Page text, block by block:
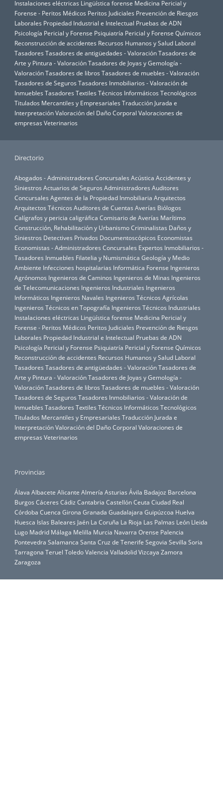
Instalaciones eléctricas Lingüística forense Medicina Pericial y
Forense - Peritos Médicos Peritos Judiciales Prevención de Riesgos
Laborales Propiedad Industrial e Intelectual Pruebas de ADN
Psicología Pericial y Forense Psiquiatría Pericial y Forense Químicos
Reconstrucción de accidentes Recursos Humanos y Salud Laboral
Tasadores Tasadores de antigüedades - ValoraciónTasadores de
Arte y Pintura - ValoraciónTasadores de Joyas y Gemología -
ValoraciónTasadores de libros Tasadores de muebles - Valoración
Tasadores de Seguros Tasadores Inmobiliarios - Valoración de
Inmuebles Tasadores Textiles Técnicos Informáticos Tecnológicos
Titulados Mercantiles y Empresariales Traducción Jurada e
InterpretaciónValoración del Daño Corporal Valoraciones de
empresas Veterinarios
Directorio
Abogados - Administradores Concursales Acústica Accidentes y
Siniestros Actuarios de Seguros Administradores Auditores
Concursales Agentes de la Propiedad Inmobiliaria Arquitectos
Arquitectos Técnicos Auditores de Cuentas Averías Biólogos
Calígrafos y pericia caligráfica Comisario de Averías Marítimo
Construcción, Rehabilitación y UrbanismoCriminalistas Daños y
Siniestros Detectives Privados Documentoscópicos Economistas
Economistas - Administradores Concursales Expertos Inmobiliarios -
Tasadores Inmuebles Filatelia y Numismática Geología y Medio
Ambiente Infecciones hospitalarias Informática Forense Ingenieros
Agrónomos Ingenieros de Caminos Ingenieros de Minas Ingenieros
de Telecomunicaciones Ingenieros Industriales Ingenieros
Informáticos Ingenieros Navales Ingenieros Técnicos Agrícolas
Ingenieros Técnicos en Topografía Ingenieros Técnicos Industriales
Instalaciones eléctricas Lingüística forense Medicina Pericial y
Forense - Peritos Médicos Peritos Judiciales Prevención de Riesgos
Laborales Propiedad Industrial e Intelectual Pruebas de ADN
Psicología Pericial y Forense Psiquiatría Pericial y Forense Químicos
Reconstrucción de accidentes Recursos Humanos y Salud Laboral
Tasadores Tasadores de antigüedades - ValoraciónTasadores de
Arte y Pintura - ValoraciónTasadores de Joyas y Gemología -
ValoraciónTasadores de libros Tasadores de muebles - Valoración
Tasadores de Seguros Tasadores Inmobiliarios - Valoración de
Inmuebles Tasadores Textiles Técnicos Informáticos Tecnológicos
Titulados Mercantiles y Empresariales Traducción Jurada e
InterpretaciónValoración del Daño Corporal Valoraciones de
empresas Veterinarios
Provincias
Álava Albacete Alicante Almería Asturias Ávila Badajoz Barcelona
Burgos Cáceres Cádiz Cantabria CastellónCeuta Ciudad Real
Córdoba Cuenca Girona Granada Guadalajara Guipúzcoa Huelva
Huesca Islas Baleares Jaén La Coruña La Rioja Las Palmas León Lleida
Lugo Madrid Málaga Melilla Murcia Navarra Orense Palencia
Pontevedra Salamanca Santa Cruz de Tenerife Segovia Sevilla Soria
Tarragona Teruel ToledoValencia ValladolidVizcaya Zamora
Zaragoza